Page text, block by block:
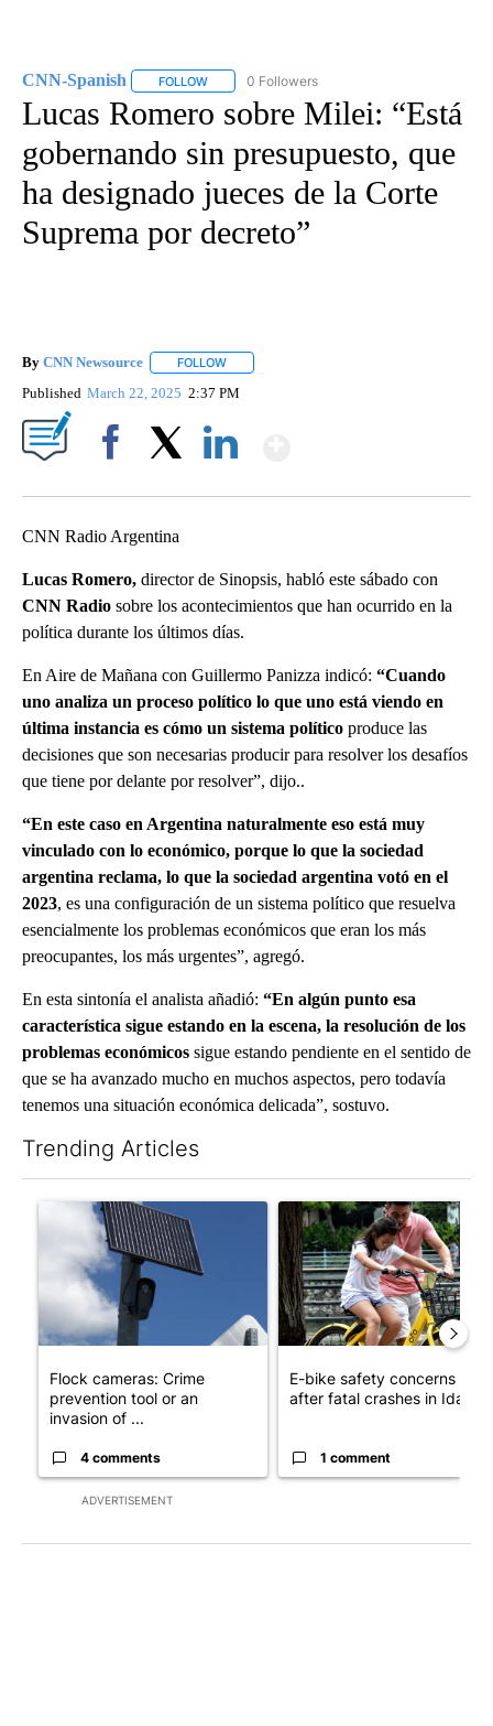
CNN-Spanish FOLLOW FOLLOW "CNN-SPANISH" TO RECEIVE
0 Followers
Lucas Romero sobre Milei: “Está
gobernando sin presupuesto, que
ha designado jueces de la Corte
Suprema por decreto”
By CNN Newsource FOLLOW
Published March 22, 2025 2:37 PM
CNN Radio Argentina
Lucas Romero, director de Sinopsis, habló este sábado con
CNN Radio sobre los acontecimientos que han ocurrido en la
política durante los últimos días.
En Aire de Mañana con Guillermo Panizza indicó: “Cuando
uno analiza un proceso político lo que uno está viendo en
última instancia es cómo un sistema político produce las
decisiones que son necesarias producir para resolver los desafíos
que tiene por delante por resolver”, dijo..
“En este caso en Argentina naturalmente eso está muy
vinculado con lo económico, porque lo que la sociedad
argentina reclama, lo que la sociedad argentina votó en el
2023, es una configuración de un sistema político que resuelva
esencialmente los problemas económicos que eran los más
preocupantes, los más urgentes”, agregó.
En esta sintonía el analista añadió: “En algún punto esa
característica sigue estando en la escena, la resolución de los
problemas económicos sigue estando pendiente en el sentido de
que se ha avanzado mucho en muchos aspectos, pero todavía
tenemos una situación económica delicada”, sostuvo.
Trending Articles
ADVERTISEMENT
A trending article titled "Flock cameras: Crime prevention
Flock cameras: Crime
prevention tool or an
invasion of ...
4 comments
A trending article titled "E-
E-bike safety concerns
after fatal crashes in Idah...
1 comment